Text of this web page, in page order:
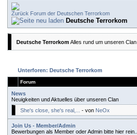
Forum der Deutschen Terrorkom
Deutsche Terrorkom
Deutsche TerrorkomAlles rund um unseren Clan
Unterforen: Deutsche Terrorkom
Forum
News
Neuigkeiten und Aktuelles über unseren Clan
She's close, she's real,...
- von NeOx
Join Us - Member/Admin
Bewerbungen als Member oder Admin bitte hier rein...